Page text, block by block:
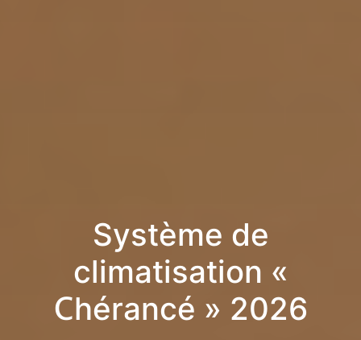
Système de
climatisation «
Chérancé » 2026